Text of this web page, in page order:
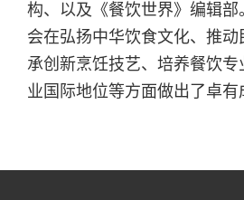
构、以及《餐饮世界》编辑
会在弘扬中华饮食文化、推
承创新烹饪技艺、培养餐饮
业国际地位等方面做出了卓有